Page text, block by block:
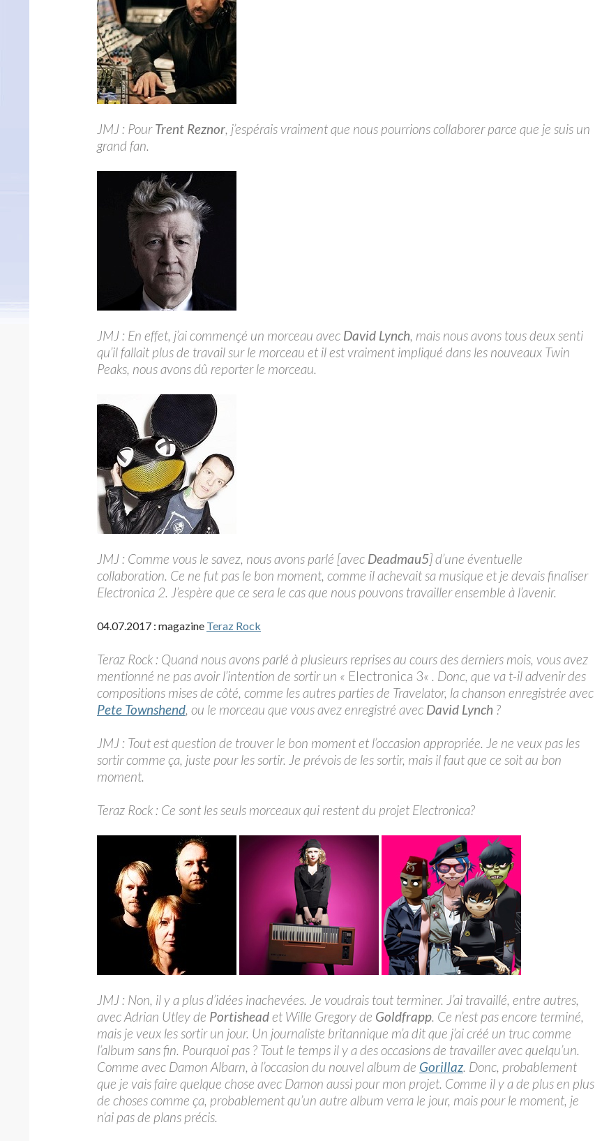
JMJ : PourTrent Reznor, j’espérais vraiment que nous pourrions collaborer parce que je suis un
grand fan.
JMJ : En effet, j’ai commençé un morceau avec David Lynch, mais nous avons tous deux senti
qu’il fallait plus de travail sur le morceau et il est vraiment impliqué dans les nouveaux Twin
Peaks, nous avons dû reporter le morceau.
JMJ : Comme vous le savez, nous avons parlé [avec Deadmau5] d’une éventuelle
collaboration. Ce ne fut pas le bon moment, comme il achevait sa musique et je devais finaliser
Electronica 2. J’espère que ce sera le cas que nous pouvons travailler ensemble à l’avenir.
04.07.2017 : magazine Teraz Rock
Teraz Rock : Quand nous avons parlé à plusieurs reprises au cours des derniers mois, vous avez
mentionné ne pas avoir l’intention de sortir un « Electronica 3« . Donc, que va t-il advenir des
compositions mises de côté, comme les autres parties de Travelator, la chanson enregistrée avec
Pete Townshend, ou le morceau que vous avez enregistré avec David Lynch ?
JMJ : Tout est question de trouver le bon moment et l’occasion appropriée. Je ne veux pas les
sortir comme ça, juste pour les sortir. Je prévois de les sortir, mais il faut que ce soit au bon
moment.
Teraz Rock : Ce sont les seuls morceaux qui restent du projet Electronica?
JMJ : Non, il y a plus d’idées inachevées. Je voudrais tout terminer. J’ai travaillé, entre autres,
avec Adrian Utley de Portisheadet Wille Gregory de Goldfrapp. Ce n’est pas encore terminé,
mais je veux les sortir un jour. Un journaliste britannique m’a dit que j’ai créé un truc comme
l’album sans fin. Pourquoi pas ? Tout le temps il y a des occasions de travailler avec quelqu’un.
Comme avec Damon Albarn, à l’occasion du nouvel album de Gorillaz. Donc, probablement
que je vais faire quelque chose avec Damon aussi pour mon projet. Comme il y a de plus en plus
de choses comme ça, probablement qu’un autre album verra le jour, mais pour le moment, je
n’ai pas de plans précis.